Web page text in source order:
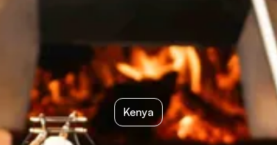
Kenya